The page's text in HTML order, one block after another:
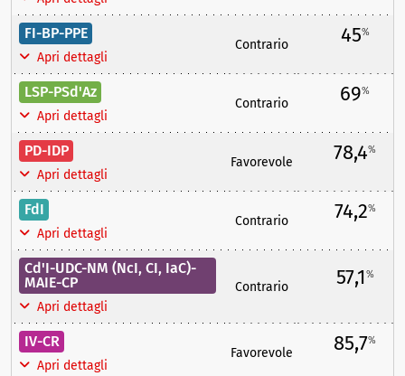
FI-BP-PPE
Apri dettagli
Contrario 45%
LSP-PSd'Az
Apri dettagli
Contrario 69%
PD-IDP
Apri dettagli
Favorevole 78,4%
FdI
Apri dettagli
Contrario 74,2%
Cd'I-UDC-NM (NcI, CI, IaC)-
MAIE-CP
Apri dettagli
Contrario 57,1%
IV-CR
Apri dettagli
Favorevole 85,7%